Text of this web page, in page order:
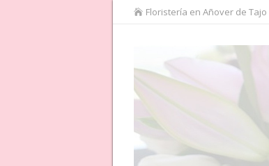
Floristería en Añover de Tajo